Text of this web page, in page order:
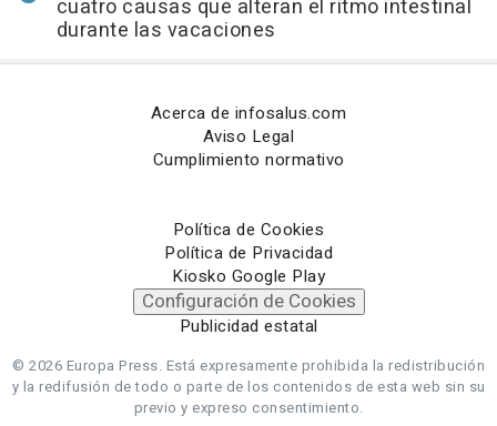
cuatro causas que alteran el ritmo intestinal
durante las vacaciones
Acerca de infosalus.com
Aviso Legal
Cumplimiento normativo
Política de Cookies
Política de Privacidad
Kiosko Google Play
Configuración de Cookies
Publicidad estatal
© 2026 Europa Press. Está expresamente prohibida la redistribución
y la redifusión de todo o parte de los contenidos de esta web sin su
previo y expreso consentimiento.